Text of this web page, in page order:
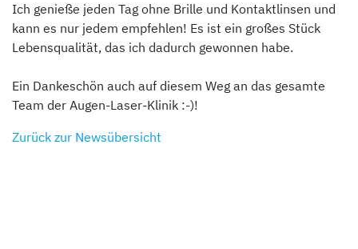
Ich genieße jeden Tag ohne Brille und Kontaktlinsen und
kann es nur jedem empfehlen! Es ist ein großes Stück
Lebensqualität, das ich dadurch gewonnen habe.
Ein Dankeschön auch auf diesem Weg an das gesamte
Team der Augen-Laser-Klinik :-)!
Zurück zur Newsübersicht